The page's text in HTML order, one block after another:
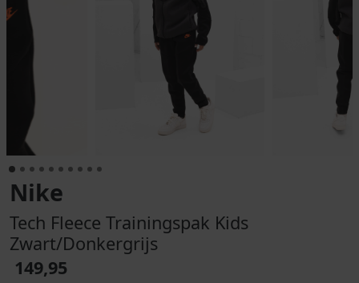
Nike
Tech Fleece Trainingspak Kids
Zwart/Donkergrijs
149,95